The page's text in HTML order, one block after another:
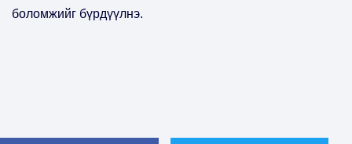
боломжийг бүрдүүлнэ.